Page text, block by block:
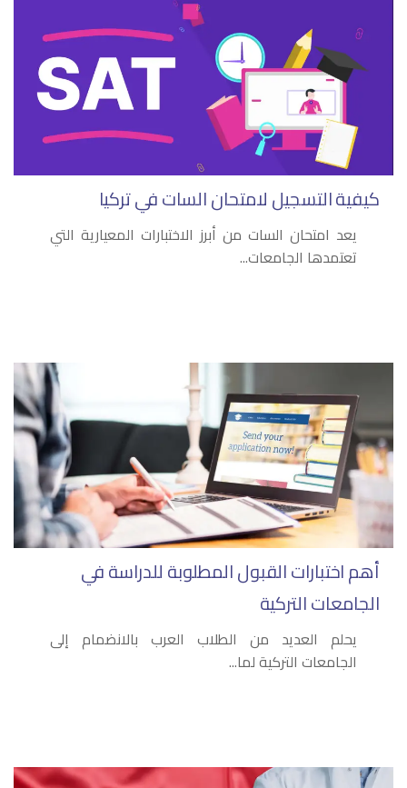
كيفية التسجيل لامتحان السات في تركيا
يعد امتحان السات من أبرز الاختبارات المعيارية التي
تعتمدها الجامعات...
أهم اختبارات القبول المطلوبة للدراسة في
الجامعات التركية
يحلم العديد من الطلاب العرب بالانضمام إلى
الجامعات التركية لما...